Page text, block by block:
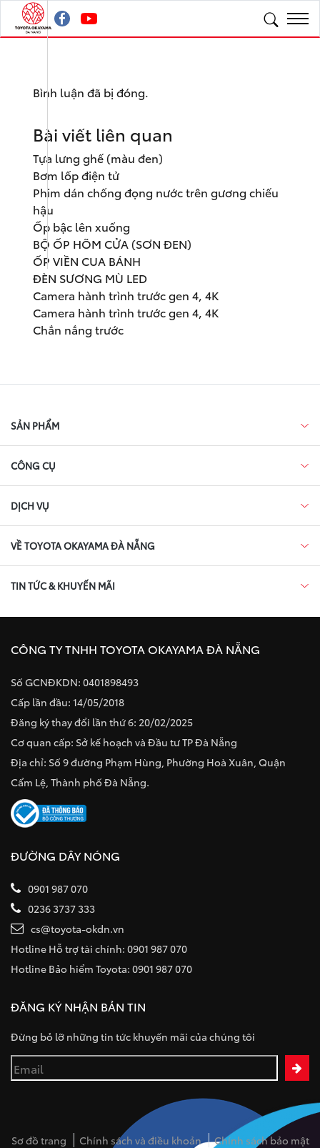
Bình luận đã bị đóng.
Bài viết liên quan
Tựa lưng ghế (màu đen)
Bơm lốp điện tử
Phim dán chống đọng nước trên gương chiếu
hậu
Ốp bậc lên xuống
BỘ ỐP HÕM CỬA (SƠN ĐEN)
ỐP VIỀN CUA BÁNH
ĐÈN SƯƠNG MÙ LED
Camera hành trình trước gen 4, 4K
Camera hành trình trước gen 4, 4K
Chắn nắng trước
SẢN PHẨM
CÔNG CỤ
DỊCH VỤ
VỀ TOYOTA OKAYAMA ĐÀ NẴNG
TIN TỨC & KHUYẾN MÃI
CÔNG TY TNHH TOYOTA OKAYAMA ĐÀ NẴNG
Số GCNĐKDN: 0401898493
Cấp lần đầu: 14/05/2018
Đăng ký thay đổi lần thứ 6: 20/02/2025
Cơ quan cấp: Sở kế hoạch và Đầu tư TP Đà Nẵng
Địa chỉ: Số 9 đường Phạm Hùng, Phường Hoà Xuân, Quận
Cẩm Lệ, Thành phố Đà Nẵng.
ĐƯỜNG DÂY NÓNG
0901 987 070
0236 3737 333
cs@toyota-okdn.vn
Hotline Hỗ trợ tài chính: 0901 987 070
Hotline Bảo hiểm Toyota: 0901 987 070
ĐĂNG KÝ NHẬN BẢN TIN
Đừng bỏ lỡ những tin tức khuyến mãi của chúng tôi
Sơ đồ trang Chính sách và điều khoản
Chính sách bảo mật